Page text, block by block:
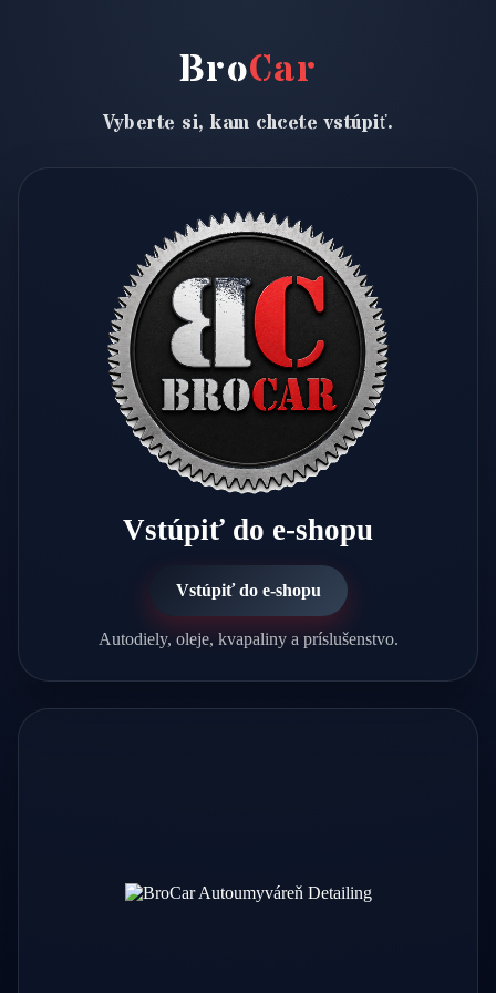
BroCar
Vyberte si, kam chcete vstúpiť.
Vstúpiť do e-shopu
Vstúpiť do e-shopu
Autodiely, oleje, kvapaliny a príslušenstvo.